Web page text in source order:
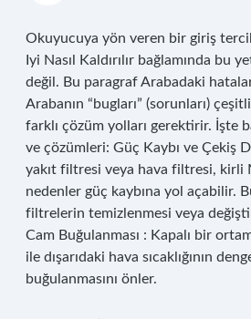
Okuyucuya yön veren bir giriş
Iyi Nasıl Kaldırılır bağlamında bu
değil. Bu paragraf Arabadaki
Arabanın “bugları” (sorunları)
farklı çözüm yolları gerektirir. İşte
ve çözümleri: Güç Kaybı ve Çekiş
yakıt filtresi veya hava filtresi, kirli
nedenler güç kaybına yol açabilir.
filtrelerin temizlenmesi veya
Cam Buğulanması : Kapalı bir
ile dışarıdaki hava sıcaklığının
buğulanmasını önler.